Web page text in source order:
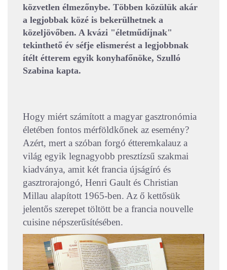
közvetlen élmezőnybe. Többen közülük akár
a legjobbak közé is bekerülhetnek a
közeljövőben. A kvázi "életműdíjnak"
tekinthető év séfje elismerést a legjobbnak
ítélt étterem egyik konyhafőnöke, Szulló
Szabina kapta.
Hogy miért számított a magyar gasztronómia
életében fontos mérföldkőnek az esemény?
Azért, mert a szóban forgó étteremkalauz a
világ egyik legnagyobb presztízsű szakmai
kiadványa, amit két francia újságíró és
gasztrorajongó, Henri Gault és Christian
Millau alapított 1965-ben. Az ő kettősük
jelentős szerepet töltött be a francia nouvelle
cuisine népszerűsítésében.